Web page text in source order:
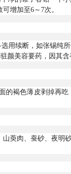
增加至6～7次。
续断，如张锡纯所
颜美容要药，因其含
褐色薄皮剥掉再
萸肉、蚕砂、夜明